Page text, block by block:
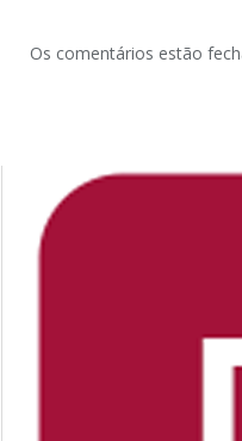
Os comentários estão